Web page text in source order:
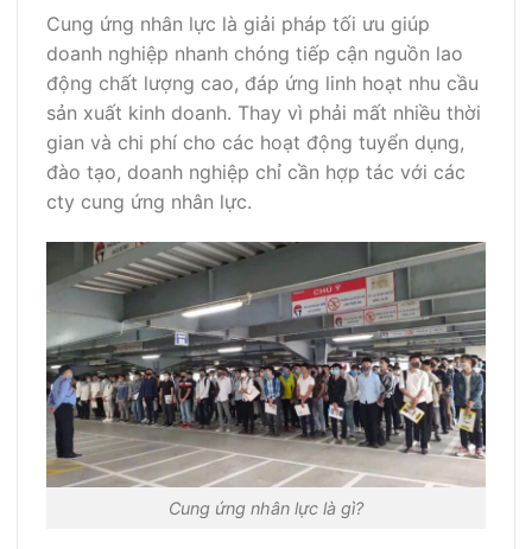
Cung ứng nhân lực là giải pháp tối ưu giúp
doanh nghiệp nhanh chóng tiếp cận nguồn lao
động chất lượng cao, đáp ứng linh hoạt nhu cầu
sản xuất kinh doanh. Thay vì phải mất nhiều thời
gian và chi phí cho các hoạt động tuyển dụng,
đào tạo, doanh nghiệp chỉ cần hợp tác với các
cty cung ứng nhân lực.
Cung ứng nhân lực là gì?